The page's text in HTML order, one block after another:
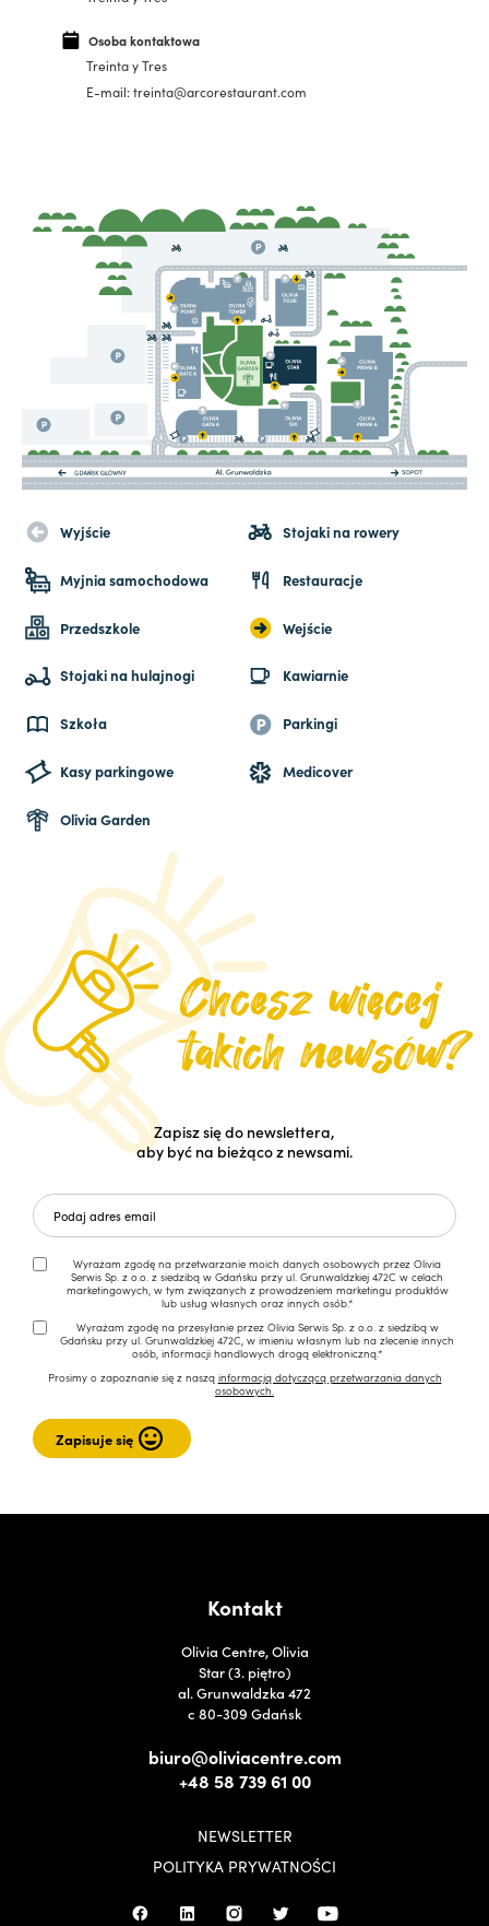
Osoba kontaktowa
Treinta y Tres
E-mail: treinta@arcorestaurant.com
Wyjście Stojaki na rowery
Myjnia samochodowa Restauracje
Przedszkole Wejście
Stojaki na hulajnogi Kawiarnie
Szkoła Parkingi
Kasy parkingowe Medicover
Olivia Garden
Zapisz się do newslettera,
aby być na bieżąco z newsami.
Wyrażam zgodę na przetwarzanie moich danych osobowych przez Olivia
Serwis Sp. z o.o. z siedzibą w Gdańsku przy ul. Grunwaldzkiej 472C w celach
marketingowych, w tym związanych z prowadzeniem marketingu produktów
lub usług własnych oraz innych osób.*
Wyrażam zgodę na przesyłanie przez Olivia Serwis Sp. z o.o. z siedzibą w
Gdańsku przy ul. Grunwaldzkiej 472C, w imieniu własnym lub na zlecenie innych
osób, informacji handlowych drogą elektroniczną.*
Prosimy o zapoznanie się z naszą informacją dotyczącą przetwarzania danych
osobowych.
Kontakt
Olivia Centre, Olivia
Star (3. piętro)
al. Grunwaldzka 472
c 80-309 Gdańsk
biuro@oliviacentre.com
+48 58 739 61 00
NEWSLETTER
POLITYKA PRYWATNOŚCI